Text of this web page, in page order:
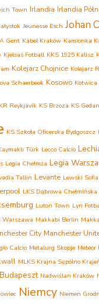
Town Irlandia Irlandia
Jeunesse Esch Johan
Gent Kabel Kraków Kamionka
Kjelsas Fotball KKS 1925 Kalisz
Kolejarz Chojnice Kolejarz
Schaerbeek Kosowo
KR Reykjavík KS Brzoza KS
KS Szkoła Oficerska Bydgoszcz
Türk Lecco Calcio
Legia Chełmża Legia
Tallin Levante Lewski Sofia
LKS Dąbrowa Chełmińska
Luton Town Lyn
Warszawa Makkabi Berlin
City Manchester
Calcio Metalurg Skopje Meteor
MLKS Krajna Sępólno
Nadwiślan Kraków
Niemcy Niemen